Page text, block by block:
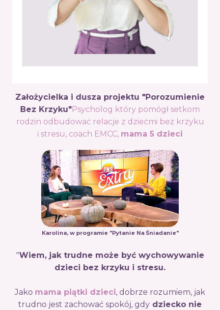
Założycielka i dusza projektu "Porozumienie
Bez Krzyku"Psycholog który pomógł setkom
rodzin odbudować relacje z dziećmi bez krzyku
i stresu, coach EMCC, mama 5 dzieci
Karolina, w programie "Pytanie Na Śniadanie"
"Wiem, jak trudne może być wychowywanie
dzieci bez krzyku i stresu.
Jako mama piątki dzieci, dobrze rozumiem, jak
trudno jest zachować spokój, gdy dziecko nie